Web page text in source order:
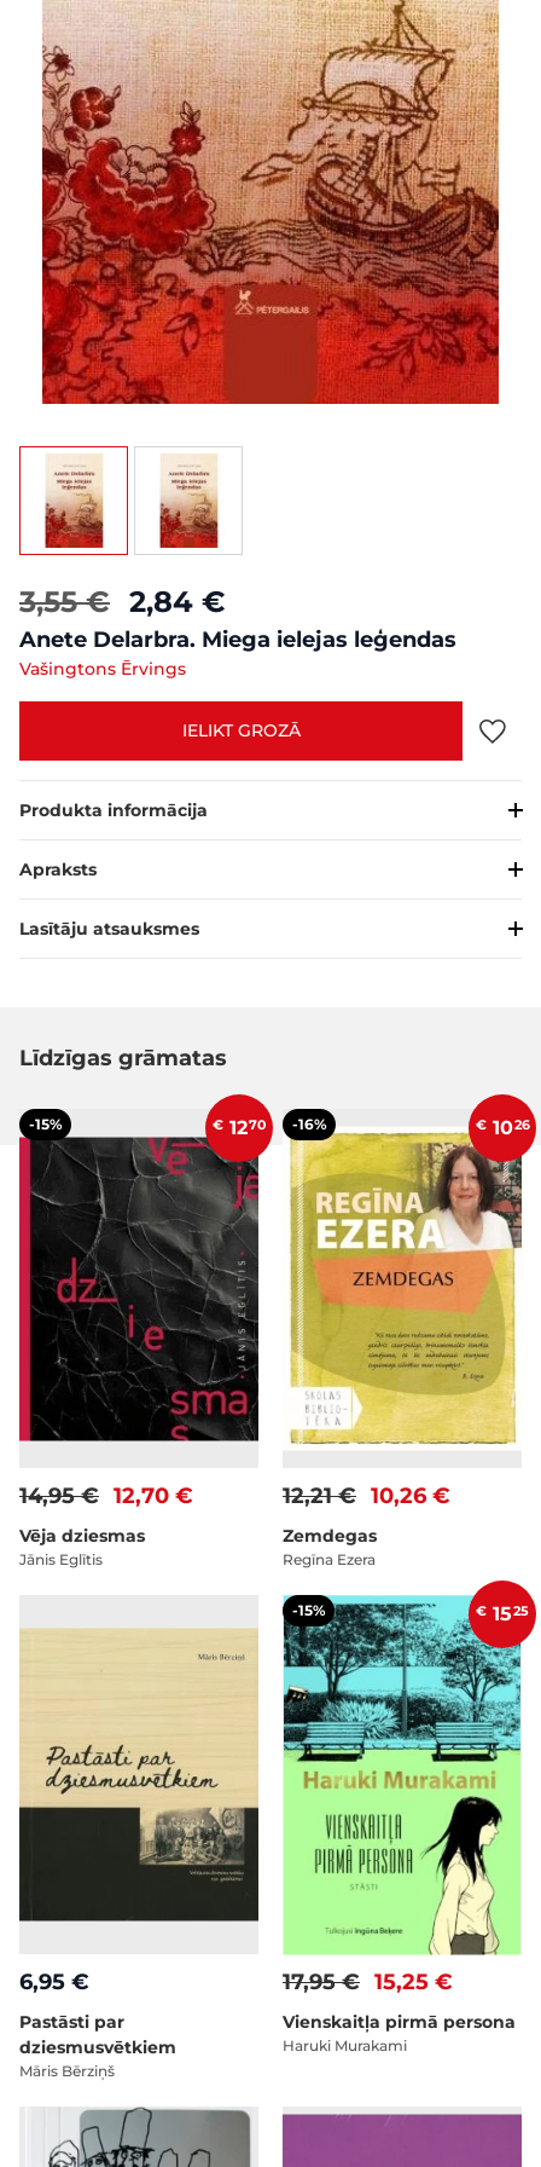
View larger imageView larger image
3,55 € 2,84 €
Anete Delarbra. Miega ielejas leģendas
Vašingtons Ērvings
IELIKT GROZĀ
Produkta informācija
Apraksts
Lasītāju atsauksmes
Līdzīgas grāmatas
-15% € 1270
12,70 €
14,95 €
Vēja dziesmas
Jānis Eglītis
-16% € 1026
10,26 €
12,21 €
Zemdegas
Regīna Ezera
6,95 €
Pastāsti par
dziesmusvētkiem
Māris Bērziņš
-15% € 1525
15,25 €
17,95 €
Vienskaitļa pirmā persona
Haruki Murakami